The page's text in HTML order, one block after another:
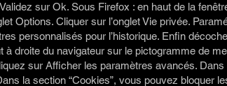
sur Ok. Sous Firefox : en haut de la
Options. Cliquer sur l’onglet Vie privée.
personnalisés pour l’historique. Enfin
à droite du navigateur sur le pictogramme de
sur Afficher les paramètres avancés. Dans
la section “Cookies”, vous pouvez bloquer